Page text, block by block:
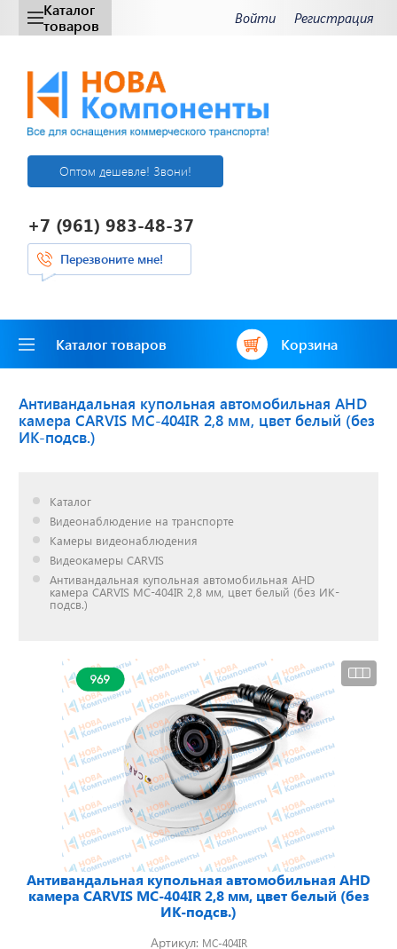
Каталог
товаров
Войти Регистрация
Оптом дешевле! Звони!
+7 (961) 983-48-37
Перезвоните мне!
Каталог товаров Корзина
Открылся новый
склад
Акции. Скидки.
Спецпредложения.
Узнать подробнее...
Отвечаем на актуальные
вопросы
Антивандальная купольная автомобильная AHD
камера CARVIS MC-404IR 2,8 мм, цвет белый (без
ИК-подсв.)
Каталог
Видеонаблюдение на транспорте
Камеры видеонаблюдения
Видеокамеры CARVIS
Антивандальная купольная автомобильная AHD
камера CARVIS MC-404IR 2,8 мм, цвет белый (без ИК-
подсв.)
Антивандальная купольная автомобильная AHD
камера CARVIS MC-404IR 2,8 мм, цвет белый (без
ИК-подсв.)
Артикул: MC-404IR